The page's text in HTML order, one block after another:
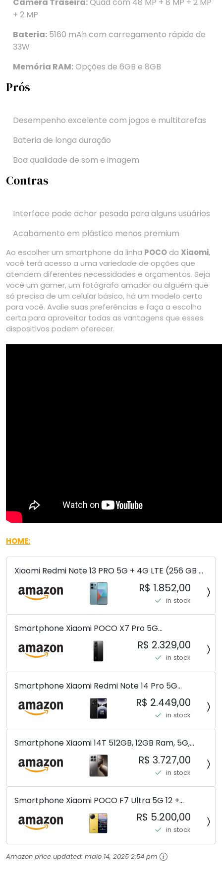
Câmera Traseira:Quad com 48 MP + 8 MP + 2 MP
+ 2 MP
Bateria: 5160 mAh com carregamento rápido de
33W
Memória RAM:Opções de 6GB e 8GB
Prós
Desempenho excelente com jogos e multitarefas
Bateria de longa duração
Boa qualidade de som e imagem
Contras
Interface pode achar pesada para alguns usuários
Acabamento em plástico menos premium
Ao escolher um smartphone da linha POCO da Xiaomi,
você terá acesso a uma variedade de opções que
atendem diferentes necessidades e orçamentos. Seja
você um gamer, um fotógrafo amador ou alguém que
só precisa de um celular básico, há um modelo certo
para você. Avalie suas preferências e faça a escolha
certa para aproveitar todas as vantagens que esses
dispositivos podem oferecer.
HOME:
Xiaomi Redmi Note 13 PRO 5G + 4G LTE (256 GB +
8 GB) 200 MP Triplo (Mobile Mint Tello e) +
(Pacote de carregador duplo de carro rápido)
(Ocean Teal (ROM))
R$ 1.852,00
in stock
Smartphone Xiaomi POCO X7 Pro 5G
8+256GB/12+256GB/12+512GB
R$ 2.329,00
in stock
Smartphone Xiaomi Redmi Note 14 Pro 5G
Midnight Black (Preto) 12GB RAM 512GB ROM NFC
[ 24090RA29G ]
R$ 2.449,00
in stock
Smartphone Xiaomi 14T 512GB, 12GB Ram, 5G,
Leica, Cinza - no Brasil
R$ 3.727,00
in stock
Smartphone Xiaomi POCO F7 Ultra 5G 12 +
256GB/16+512GB Processador Snapdragon 8 Elite
Top de Linha Chip VisionBoost D7 para Jogos
Pesados Tela Flow AMOLED 2K...
R$ 5.200,00
in stock
Amazon price updated: maio 14, 2025 2:54 pm